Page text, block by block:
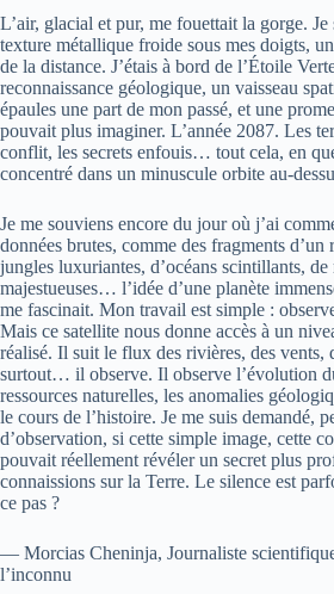
L’air, glacial et pur, me fouettait la gorge.
texture métallique froide sous mes doigts,
de la distance. J’étais à bord de l’Étoile
reconnaissance géologique, un vaisseau
épaules une part de mon passé, et une
pouvait plus imaginer. L’année 2087. Les
conflit, les secrets enfouis… tout cela, en
concentré dans un minuscule orbite au-
Je me souviens encore du jour où j’ai
données brutes, comme des fragments
jungles luxuriantes, d’océans scintillants, de
majestueuses… l’idée d’une planète
me fascinait. Mon travail est simple :
Mais ce satellite nous donne accès à un
réalisé. Il suit le flux des rivières, des vents,
surtout… il observe. Il observe l’évolution
ressources naturelles, les anomalies
le cours de l’histoire. Je me suis demandé,
d’observation, si cette simple image, cette
pouvait réellement révéler un secret plus
connaissions sur la Terre. Le silence est
ce pas ?
— Morcias Cheninja, Journaliste
l’inconnu